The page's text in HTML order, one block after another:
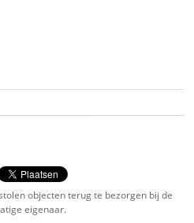
objecten terug te bezorgen bij de
eigenaar.